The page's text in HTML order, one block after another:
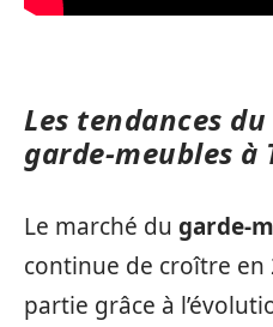
Les tendances
garde-meubles à
Le marché du garde-
continue de croître en
partie grâce à